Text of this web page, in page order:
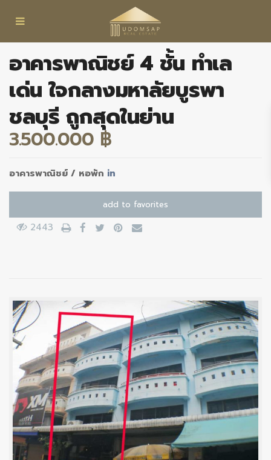
อาคารพาณิชย์ 4 ชั้น ทำเล
เด่น ใจกลางมหาลัยบูรพา
ชลบุรี ถูกสุดในย่าน
3.500.000 ฿
อาคารพาณิชย์ / หอพัก in
add to favorites
2443